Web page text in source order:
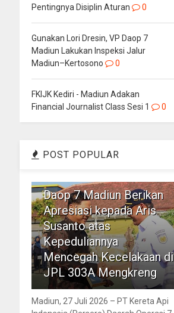
Pentingnya Disiplin Aturan
0
Gunakan Lori Dresin, VP Daop 7
Madiun Lakukan Inspeksi Jalur
Madiun–Kertosono
0
FKIJK Kediri - Madiun Adakan
Financial Journalist Class Sesi 1
0
POST POPULAR
Daop 7 Madiun Berikan
Apresiasi kepada Aris
Susanto atas
Kepeduliannya
Mencegah Kecelakaan di
JPL 303A Mengkreng
Madiun, 27 Juli 2026 – PT Kereta Api